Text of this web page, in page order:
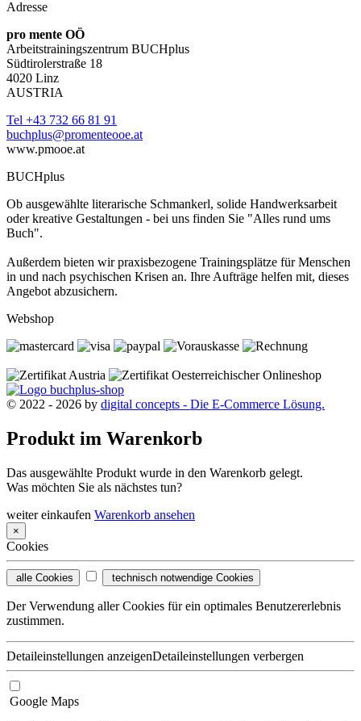
Adresse
pro mente OÖ
Arbeitstrainingszentrum BUCHplus
Südtirolerstraße 18
4020 Linz
AUSTRIA
Tel +43 732 66 81 91
buchplus@promenteooe.at
www.pmooe.at
BUCHplus
Ob ausgewählte literarische Schmankerl, solide Handwerksarbeit
oder kreative Gestaltungen - bei uns finden Sie "Alles rund ums
Buch".
Außerdem bieten wir praxisbezogene Trainingsplätze für Menschen
in und nach psychischen Krisen an. Ihre Aufträge helfen mit, dieses
Angebot abzusichern.
Webshop
© 2022 - 2026 by digital concepts - Die E-Commerce Lösung.
Produkt im Warenkorb
Das ausgewählte Produkt wurde in den Warenkorb gelegt.
Was möchten Sie als nächstes tun?
weiter einkaufen Warenkorb ansehen
×
Cookies
alle Cookies technisch notwendige Cookies
Der Verwendung aller Cookies für ein optimales Benutzererlebnis
zustimmen.
Detaileinstellungen anzeigenDetaileinstellungen verbergen
Google Maps